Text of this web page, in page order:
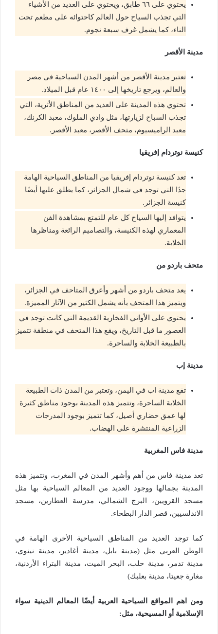
يحتوي على ٦٦ طابق، ويحتوي على العديد من الأشياء
التي تجذب السياح حول العالم كاحتوائه على مطعم تحت
الناء، كما يشمل غرف سبعة نجوم.
مدينة الأقصر
تعتبر مدينة الأقصر من أشهر المدن السياحية في مصر
والعالم، ويرجع تاريخها إلى ١٤٠٠ عام قبل الميلاد.
تحتوي هذه المدينة على العديد من المناطق الأثرية، التي
تجذب السباح لزيارتها، مثل وادي الملوك، معبد الكرنك،
معبد الراميسيوم، متحف الأقصر، معبد الأقصر.
كنيسة نوتردام إفريقيا
تعد كنيسة نوتردام إفريقيا من المناطق السياحية الهامة
جدًا التي توجد في شمال الجزائر، كما يطلق عليها أيضًا
كنيسة الجزائر.
يتوافد إليها السياح كل عام للتمتع بمشاهدة الفن
المعماري لهذه الكنيسة، والتصاميم الرائعة ومناظرها
الخلابة.
متحف باردو من
يعد متحف باردو من أشهر وأعرق المتاحف في الجزائر،
ويتميز هذا المتحف بأنه يشمل الكثير من الآثار المميزة.
يحتوي على الأواني الفخارية القديمة التي كانت توجد في
العصور ما قبل التاريخ، ويقع هذا المتحف في منطقة تتميز
بالطبيعة الخلابة والساحرة.
مدينة إب
تقع مدينة اب في اليمن، وتعتبر من المدن ذات الطبيعة
الخلابة الساحرة، وتتميز هذه المدينة بوجود مناطق كثيرة
لها عمق حضاري أصيل، كما تتميز بوجود المدرجات
الزراعية المنتشرة على الهضاب.
مدينة فاس المغربية
تعد مدينة فاس من أهم وأشهر المدن في المغرب، وتتميز هذه
المدينة بجمالها ووجود العديد من المعالم السياحية بها مثل
مسجد القرويين، البرج الشمالي، مدرسة العطارين، مسجد
الاندلسيبن، قصر الدار البطحاء.
كما توجد العديد من المناطق السياحية الأخرى الهامة في
الوطن العربي مثل (مدينة بابل، مدينة أغادير، مدينة نينوي،
مدينة تدمر، مدينة حلب، البحر الميت، مدينة البتراء الأردنية،
مغارة جعيتا، مدينة بعلبك)
ومن اهم المواقع السياحية العربية أيضًا المعالم الدينية سواء
الإسلامية أو المسيحية، مثل: